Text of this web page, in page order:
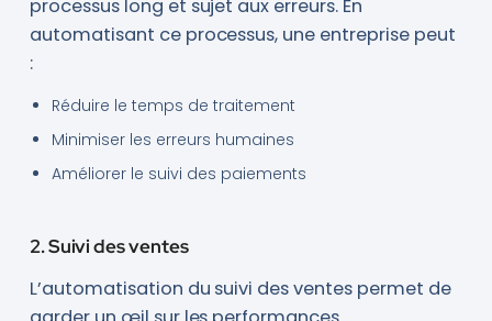
processus long et sujet aux erreurs. En
automatisant ce processus, une entreprise peut
:
Réduire le temps de traitement
Minimiser les erreurs humaines
Améliorer le suivi des paiements
2. Suivi des ventes
L’automatisation du suivi des ventes permet de